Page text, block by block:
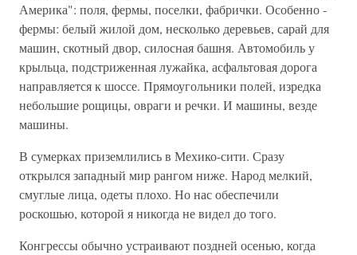
Америка": поля, фермы, поселки, фабрички. Особенно -
фермы: белый жилой дом, несколько деревьев, сарай для
машин, скотный двор, силосная башня. Автомобиль у
крыльца, подстриженная лужайка, асфальтовая дорога
направляется к шоссе. Прямоугольники полей, изредка
небольшие рощицы, овраги и речки. И машины, везде
машины.
В сумерках приземлились в Мехико-сити. Сразу
открылся западный мир рангом ниже. Народ мелкий,
смуглые лица, одеты плохо. Но нас обеспечили
роскошью, которой я никогда не видел до того.
Конгрессы обычно устраивают поздней осенью, когда